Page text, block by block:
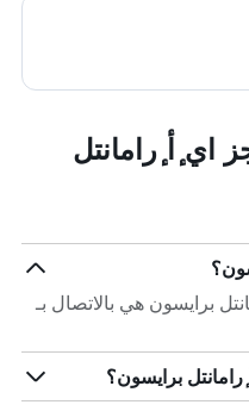
اي ٕأ ٕرامانتل
برايسون هي بالاتصال بـ
برايسون؟